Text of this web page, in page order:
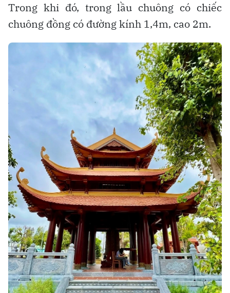
Trong khi đó, trong lầu chuông có chiếc
chuông đồng có đường kính 1,4m, cao 2m.